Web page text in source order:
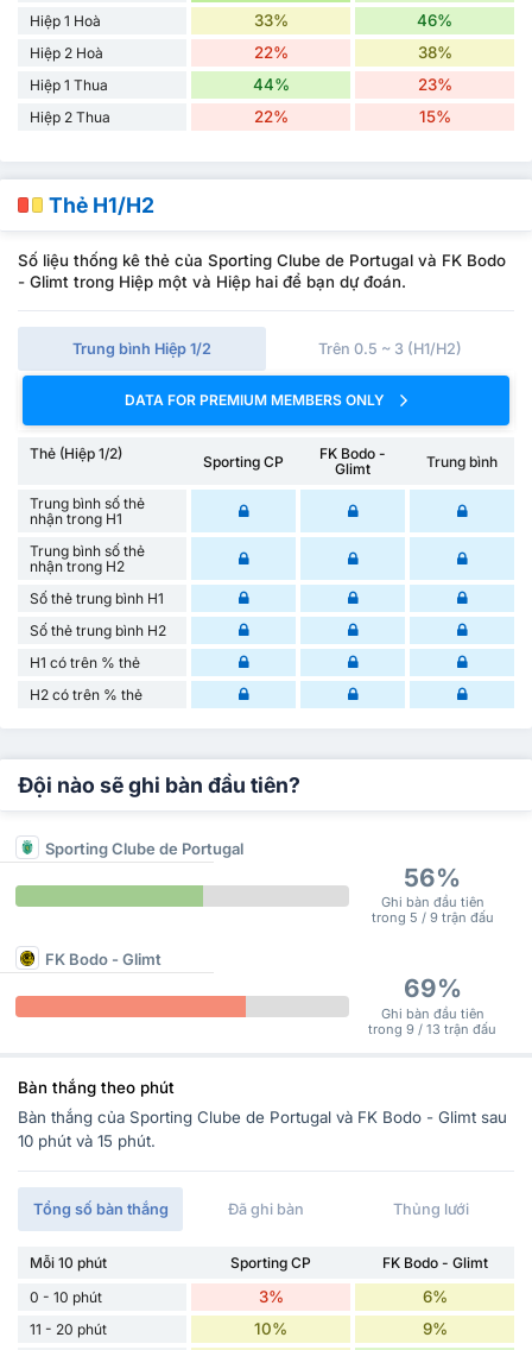
Hiệp 1 Hoà 33% 46%
Hiệp 2 Hoà 22% 38%
Hiệp 1 Thua 44% 23%
Hiệp 2 Thua 22% 15%
Thẻ H1/H2
Số liệu thống kê thẻ của Sporting Clube de Portugal và FK Bodo
- Glimt trong Hiệp một và Hiệp hai để bạn dự đoán.
Trung bình Hiệp 1/2 Trên 0.5 ~ 3 (H1/H2)
DATA FOR PREMIUM MEMBERS ONLY
Thẻ (Hiệp 1/2) Sporting CP
FK Bodo -
Glimt
Trung bình
Trung bình số thẻ
nhận trong H1
Trung bình số thẻ
nhận trong H2
Số thẻ trung bình H1
Số thẻ trung bình H2
H1 có trên % thẻ
H2 có trên % thẻ
Đội nào sẽ ghi bàn đầu tiên?
Sporting Clube de Portugal
56%
Ghi bàn đầu tiên
trong 5 / 9 trận đấu
FK Bodo - Glimt
69%
Ghi bàn đầu tiên
trong 9 / 13 trận đấu
Bàn thắng theo phút
Bàn thắng của Sporting Clube de Portugal và FK Bodo - Glimt sau
10 phút và 15 phút.
Tổng số bàn thắng Đã ghi bàn Thủng lưới
Mỗi 10 phút Sporting CP
FK Bodo - Glimt
0 - 10 phút
3% 6%
11 - 20 phút 10% 9%